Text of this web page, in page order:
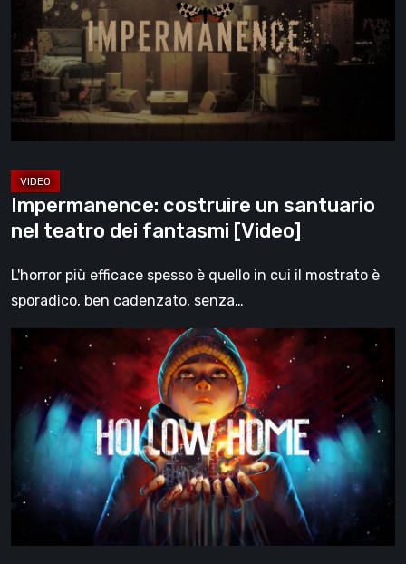
santuario
nel
teatro
fantasmi
[Video]
Impermanence: costruire un santuario
nel teatro dei fantasmi [Video]
L'horror più efficace spesso è quello in cui il mostrato è
sporadico, ben cadenzato, senza…
Hollow
Home
Anteprima:
l’ultimo
giorno
normale